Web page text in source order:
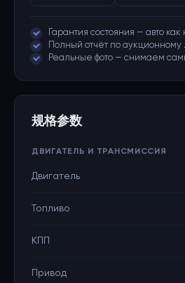
Гарантия состояния — авто
Полный отчёт по аукционному
Реальные фото — снимаем
规格参数
ДВИГАТЕЛЬ И ТРАНСМИССИЯ
Двигатель
Топливо
КПП
Привод